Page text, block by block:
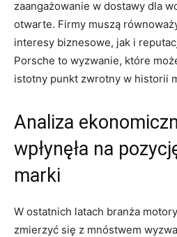
‍zaangażowanie w dostawy ⁤dla
⁤otwarte. Firmy ‌muszą
interesy biznesowe, jak i
⁤Porsche‍ to ​wyzwanie, które
istotny punkt zwrotny w historii
Analiza
wpłynęła ⁣na
marki
W ⁣ostatnich latach branża
zmierzyć ​się ⁣z mnóstwem